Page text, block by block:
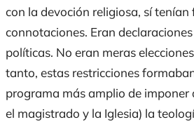
con la devoción religiosa, sí tenían
connotaciones. Eran
políticas. No eran meras
tanto, estas restricciones
programa más amplio de imponer
el magistrado y la Iglesia) la